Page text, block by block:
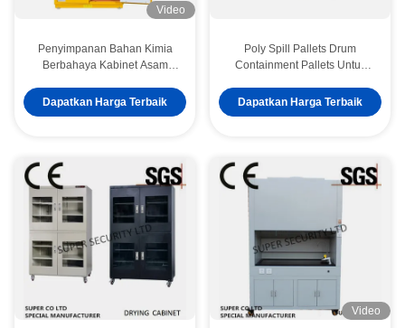
Video
Penyimpanan Bahan Kimia
Berbahaya Kabinet Asam
Dapatkan Harga Terbaik
Poly Spill Pallets Drum
Containment Pallets Untuk
Dapatkan Harga Terbaik
Video